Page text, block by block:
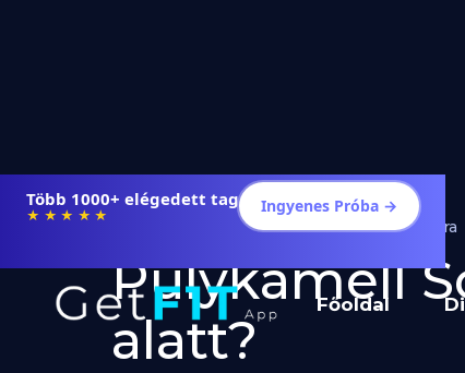
Több 1000+ elégedett tag
★★★★★ Ingyenes Próba →
Főoldal
Diéta és Étrend Ételek Fogyásra
Pulykamell
alatt?